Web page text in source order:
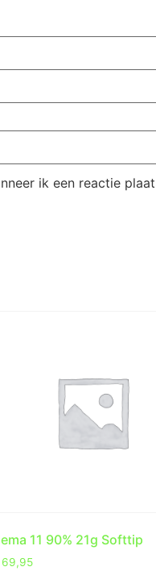
ik een reactie
11 90% 21g Softtip
69,95